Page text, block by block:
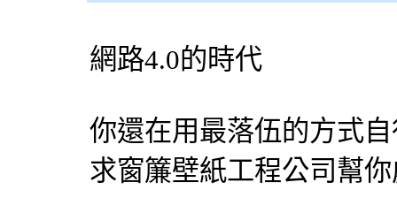
網路4.0的時代
你還在用最落伍的方式
求窗簾壁紙工程公司幫